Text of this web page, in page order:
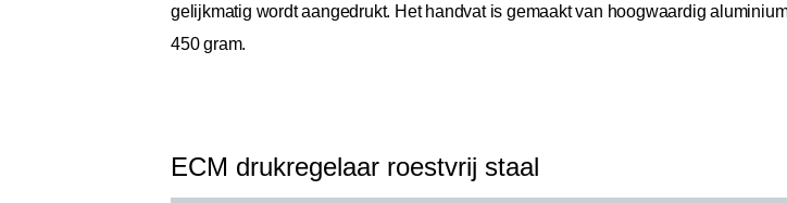
gelijkmatig wordt aangedrukt. Het handvat is gemaakt van hoogwaardig
450 gram.
ECM drukregelaar roestvrij staal